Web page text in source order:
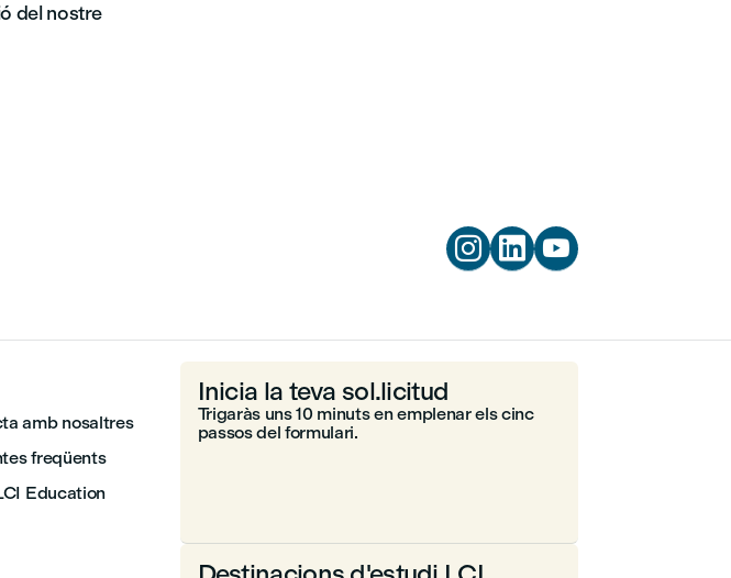
del nostre
  
amb nosaltres
freqüents
Education
Inicia la teva sol.licitud
Trigaràs uns 10 minuts en emplenar els cinc
passos del formulari.